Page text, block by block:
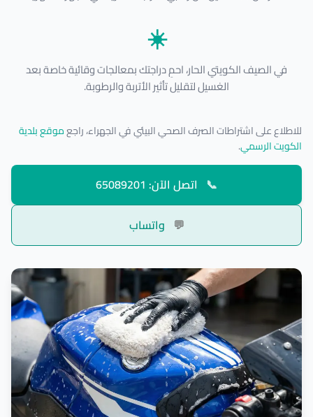
☀️
في الصيف الكويتي الحار، احمِ دراجتك بمعالجات وقائية خاصة بعد
الغسيل لتقليل تأثير الأتربة والرطوبة.
للاطلاع على اشتراطات الصرف الصحي البيئي في الجهراء، راجعموقع بلدية
الكويت الرسمي.
📞 اتصل الآن: 65089201
💬 واتساب